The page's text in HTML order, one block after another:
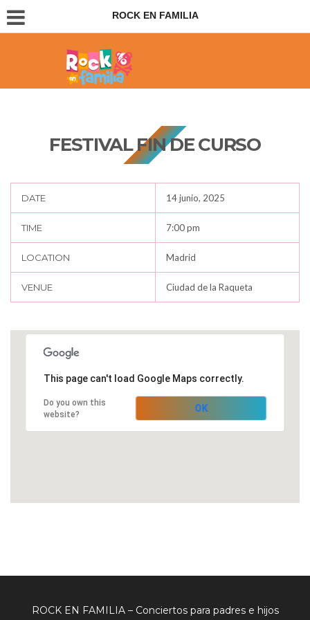
ROCK EN FAMILIA
Conciertos para padres e hijos
FESTIVAL FIN DE CURSO
DATE 14 junio, 2025
TIME 7:00 pm
LOCATION Madrid
VENUE Ciudad de la Raqueta
This page can't load Google Maps correctly.
Do you own this
website?
OK
ROCK EN FAMILIA – Conciertos para padres e hijos